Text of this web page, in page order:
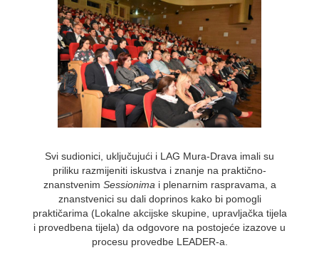
Svi sudionici, uključujući i LAG Mura-Drava imali su
priliku razmijeniti iskustva i znanje na praktično-
znanstvenim Sessionima i plenarnim raspravama, a
znanstvenici su dali doprinos kako bi pomogli
praktičarima (Lokalne akcijske skupine, upravljačka tijela
i provedbena tijela) da odgovore na postojeće izazove u
procesu provedbe LEADER-a.